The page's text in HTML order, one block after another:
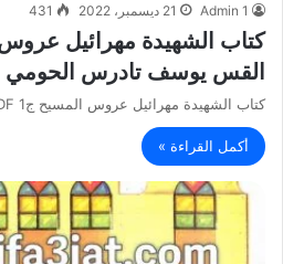
Admin 1 21 ديسمبر، 2022 431
القس يوسف تادرس الحومي
كتاب الشهيدة مهرائيل عروس المسيح ج1 PDF القس يوسف تادرس الحومي
أكمل القراءة »